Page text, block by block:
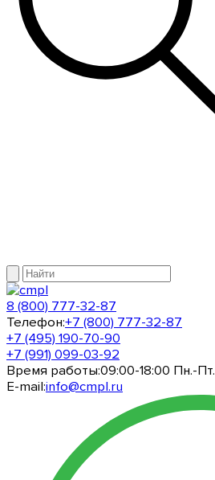
8 (800) 777-32-87
Телефон:+7 (800) 777-32-87
+7 (495) 190-70-90
+7 (991) 099-03-92
Время работы:09:00-18:00 Пн.-Пт.
E-mail:info@cmpl.ru